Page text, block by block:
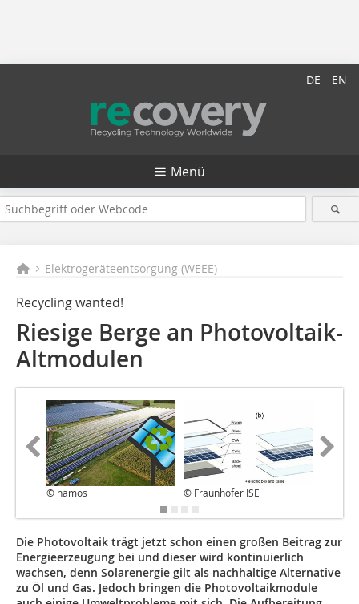
DE EN
Menü
Elektrogeräteentsorgung (WEEE)
Recycling wanted!
Riesige Berge an Photovoltaik-
Altmodulen
© hamos © Fraunhofer ISE
Die Photovoltaik trägt jetzt schon einen großen Beitrag zur
Energieerzeugung bei und dieser wird kontinuierlich
wachsen, denn Solarenergie gilt als nachhaltige Alternative
zu Öl und Gas. Jedoch bringen die Photovoltaikmodule